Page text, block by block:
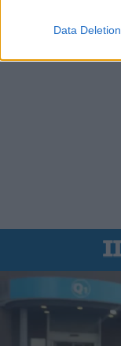
Data Deletion